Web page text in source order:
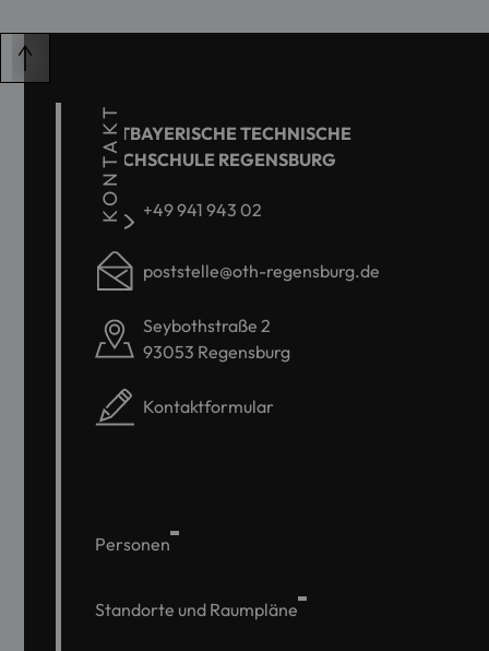
KONTAKT
OSTBAYERISCHE TECHNISCHE
HOCHSCHULE REGENSBURG
+49 941 943 02
poststelle@oth-regensburg.de
Seybothstraße 2
93053 Regensburg
Kontaktformular
Personen
Standorte und Raumpläne